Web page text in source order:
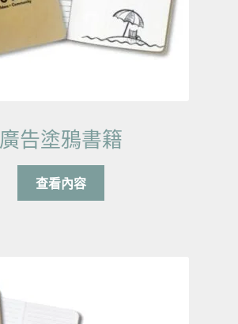
廣告塗鴉書籍
查看內容